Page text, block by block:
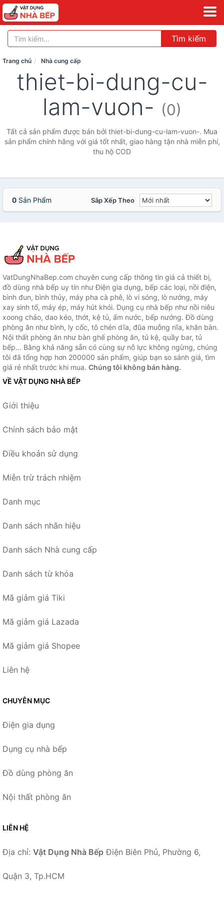
Tìm kiếm
Trang chủ Nhà cung cấp
thiet-bi-dung-cu-
lam-vuon- (0)
Tất cả sản phẩm được bán bởi thiet-bi-dung-cu-lam-vuon-. Mua
sản phẩm chính hãng với giá tốt nhất, giao hàng tận nhà miễn phí,
thu hộ COD
0 Sản Phẩm Sắp Xếp Theo
VatDungNhaBep.com chuyên cung cấp thông tin giá cả thiết bị,
đồ dùng nhà bếp uy tín như Điện gia dụng, bếp các loại, nồi điện,
bình đun, bình thủy, máy pha cà phê, lò vi sóng, lò nướng, máy
xay sinh tố, máy ép, máy hút khói. Dụng cụ nhà bếp như nồi niêu
xoong chảo, dao kéo, thớt, kệ tủ, ấm nước, bếp nướng. Đồ dùng
phòng ăn như bình, ly cốc, tô chén dĩa, đũa muỗng nĩa, khăn bàn.
Nội thất phòng ăn như bàn ghế phòng ăn, tủ kệ, quầy bar, tủ
bếp... Bằng khả năng sẵn có cùng sự nỗ lực không ngừng, chúng
tôi đã tổng hợp hơn 200000 sản phẩm, giúp bạn so sánh giá, tìm
giá rẻ nhất trước khi mua. Chúng tôi không bán hàng.
VỀ VẬT DỤNG NHÀ BẾP
Giới thiệu
Chính sách bảo mật
Điều khoản sử dụng
Miễn trừ trách nhiệm
Danh mục
Danh sách nhãn hiệu
Danh sách Nhà cung cấp
Danh sách từ khóa
Mã giảm giá Tiki
Mã giảm giá Lazada
Mã giảm giá Shopee
Liên hệ
CHUYÊN MỤC
Điện gia dụng
Dụng cụ nhà bếp
Đồ dùng phòng ăn
Nội thất phòng ăn
LIÊN HỆ
Địa chỉ: Vật Dụng Nhà Bếp Điện Biên Phủ, Phường 6,
Quận 3, Tp.HCM